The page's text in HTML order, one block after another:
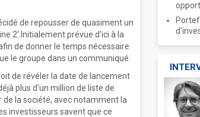
de repousser de quasiment un
2'.Initialement prévue d'ici à la
de donner le temps nécessaire
le groupe dans un communiqué.
de révéler la date de lancement
plus d'un million de liste de
la société, avec notamment la
investisseurs savent que ce